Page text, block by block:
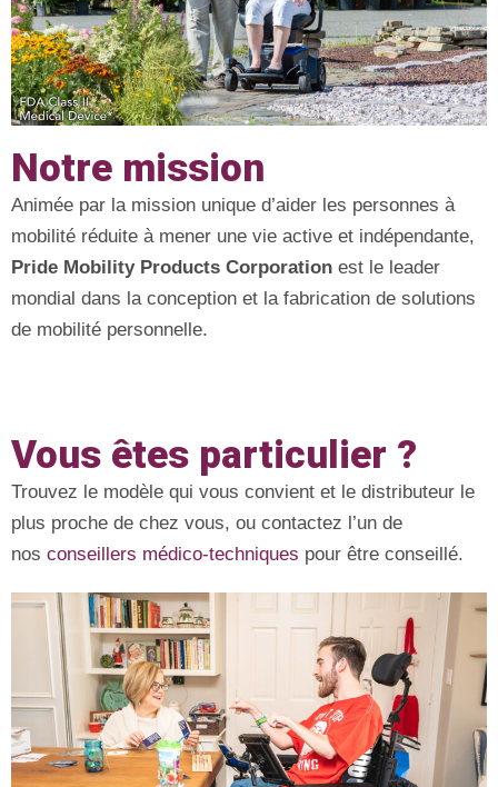
Notre mission
Animée par la mission unique d’aider les personnes à
mobilité réduite à mener une vie active et indépendante,
Pride Mobility Products Corporation est le leader
mondial dans la conception et la fabrication de solutions
de mobilité personnelle.
Vous êtes particulier ?
Trouvez le modèle qui vous convient et le distributeur le
plus proche de chez vous, ou contactez l’un de
nos conseillers médico-techniques pour être conseillé.